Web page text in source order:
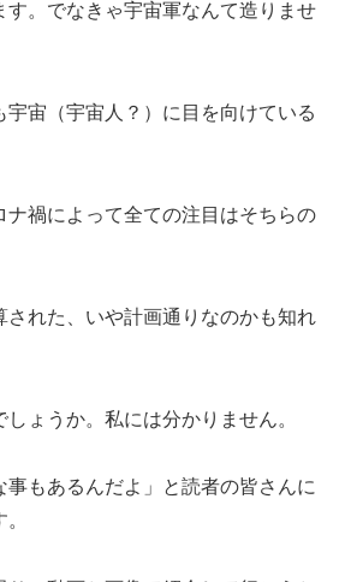
す。でなきゃ宇宙軍なんて造りませ
宇宙（宇宙人？）に目を向けている
ナ禍によって全ての注目はそちらの
された、いや計画通りなのかも知れ
ょうか。私には分かりません。
事もあるんだよ」と読者の皆さんに